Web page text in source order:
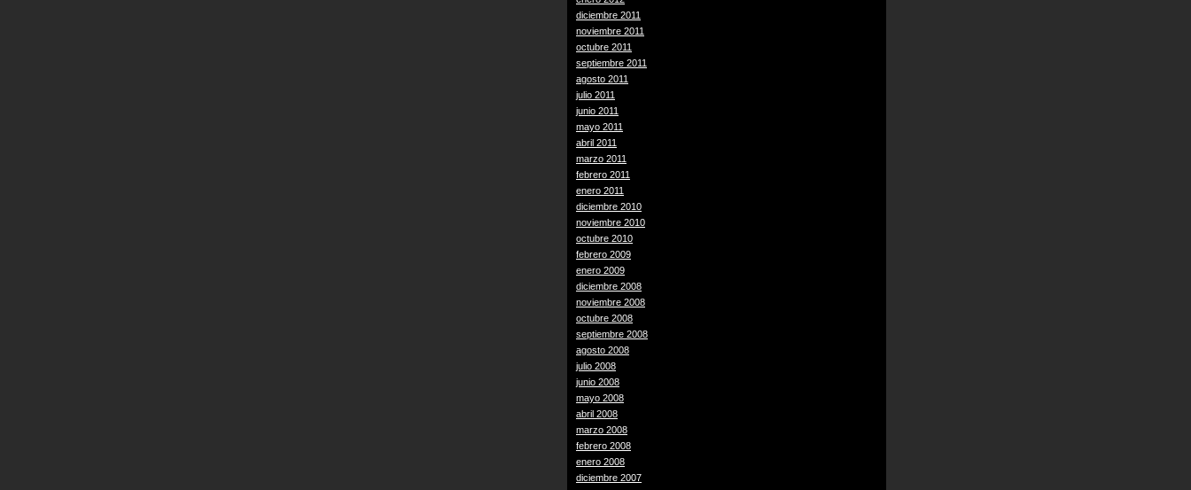
diciembre 2011
noviembre 2011
octubre 2011
septiembre 2011
agosto 2011
julio 2011
junio 2011
mayo 2011
abril 2011
marzo 2011
febrero 2011
enero 2011
diciembre 2010
noviembre 2010
octubre 2010
febrero 2009
enero 2009
diciembre 2008
noviembre 2008
octubre 2008
septiembre 2008
agosto 2008
julio 2008
junio 2008
mayo 2008
abril 2008
marzo 2008
febrero 2008
enero 2008
diciembre 2007